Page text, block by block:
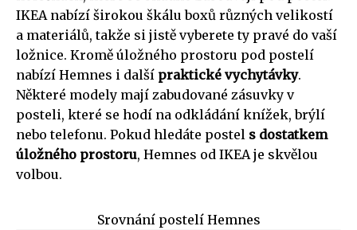
IKEA nabízí širokou škálu boxů různých velikostí
a materiálů, takže si jistě vyberete ty pravé do vaší
ložnice. Kromě úložného prostoru pod postelí
nabízí Hemnes i další praktické vychytávky.
Některé modely mají zabudované zásuvky v
posteli, které se hodí na odkládání knížek, brýlí
nebo telefonu. Pokud hledáte postel s dostatkem
úložného prostoru, Hemnes od IKEA je skvělou
volbou.
Srovnání postelí Hemnes